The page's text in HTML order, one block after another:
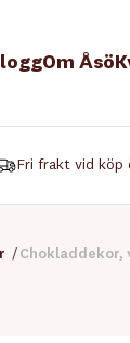
Om Åsö
Fri frakt vid köp
/ Chokladdekor,